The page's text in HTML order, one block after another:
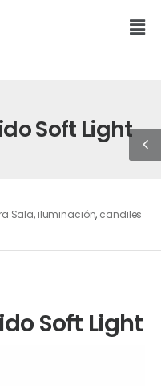
Soft Light
Sala, iluminación, candiles
Soft Light